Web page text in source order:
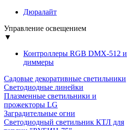
Дюралайт
Управление освещением
▼
Контроллеры RGB DMX-512 и
диммеры
Садовые декоративные светильники
Светодиодные линейки
Плазменные светильники и
прожекторы LG
Заградительные огни
Светодиодный светильник КТЛ для